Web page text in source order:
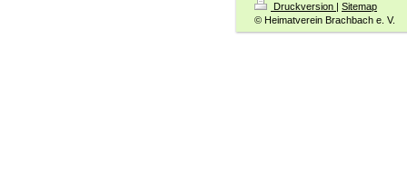
Druckversion | Sitemap
© Heimatverein Brachbach e. V.